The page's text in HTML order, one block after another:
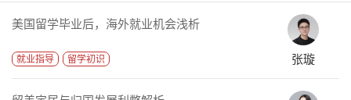
美国留学毕业后，海外就业机会浅析
就业指导 留学初识 张璇